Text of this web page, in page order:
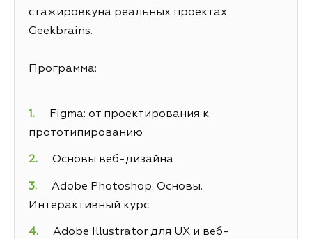
стажировкуна реальных проектах
Geekbrains.
Программа:
Figma: от проектирования к
прототипированию
Основы веб-дизайна
Adobe Photoshop. Основы.
Интерактивный курс
Adobe Illustrator для UX и веб-